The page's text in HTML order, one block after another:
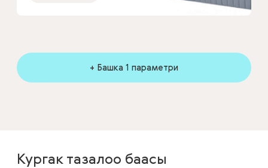
+ Башка 1 параметри
Кургак тазалоо баасы